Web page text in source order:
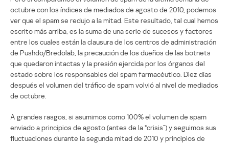
octubre con los índices de mediados de agosto de 2010, podemos
ver que el spam se redujo a la mitad. Este resultado, tal cual hemos
escrito más arriba, es la suma de una serie de sucesos y factores
entre los cuales están la clausura de los centros de administración
de Pushdo/Bredolab, la precaución de los dueños de las botnets
que quedaron intactas y la presión ejercida por los órganos del
estado sobre los responsables del spam farmacéutico. Diez días
después el volumen del tráfico de spam volvió al nivel de mediados
de octubre.
A grandes rasgos, si asumimos como 100% el volumen de spam
enviado a principios de agosto (antes de la “crisis”) y seguimos sus
fluctuaciones durante la segunda mitad de 2010 y principios de